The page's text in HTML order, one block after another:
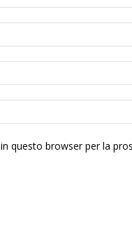
questo browser per la